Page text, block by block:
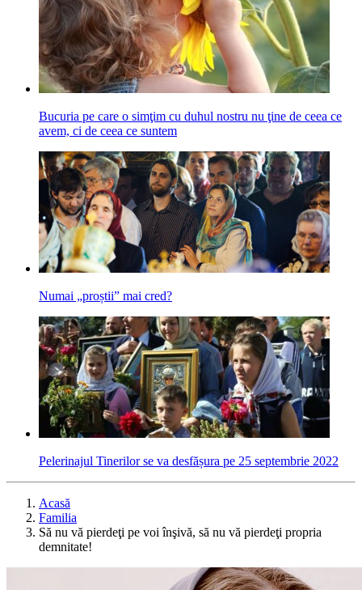
Bucuria pe care o simţim cu duhul nostru nu ţine de ceea ce
avem, ci de ceea ce suntem
Numai „proștii” mai cred?
Pelerinajul Tinerilor se va desfășura pe 25 septembrie 2022
Acasă
Familia
Să nu vă pierdeţi pe voi înşivă, să nu vă pierdeţi propria
demnitate!